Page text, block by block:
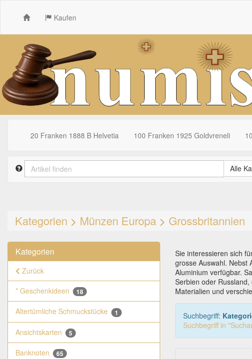
Kaufen
20 Franken 1888 B Helvetia 100 Franken 1925 Goldvreneli
Alle
Kategorien > Münzen Europa > Grossbritannien
Kategorien
Zurück
* Geschenkideen
18
Altertümliche Schmuckstücke 1
Ansichtskarten 5
Banknoten 65
Sie interessieren sich
grosse Auswahl. Nebst
Aluminium verfügbar.
Serbien oder
Materialien und
Suchbegriff:
Suchbegriff in